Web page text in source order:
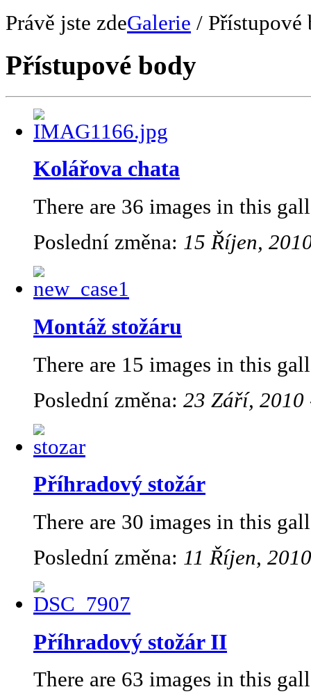
Právě jste zdeGalerie / Přístupové
Přístupové body
Kolářova chata
There are 36 images in this
Poslední změna: 15 Říjen,
Montáž stožáru
There are 15 images in this
Poslední změna: 23 Září, 2010
Příhradový stožár
There are 30 images in this
Poslední změna: 11 Říjen,
Příhradový stožár II
There are 63 images in this